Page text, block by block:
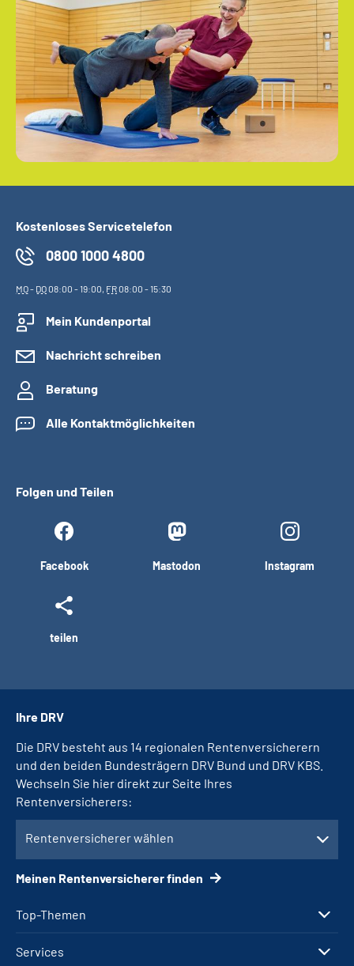
Kostenloses Servicetelefon
0800 1000 4800
MO- DO08:00 - 19:00, FR08:00 - 15:30
Mein Kundenportal
Nachricht schreiben
Beratung
Alle Kontaktmöglichkeiten
Folgen und Teilen
Facebook Mastodon Instagram
teilen
Top-Themen
Services
Ihre DRV
Die DRV besteht aus 14 regionalen Rentenversicherern
und den beiden Bundesträgern DRV Bund und DRV KBS.
Wechseln Sie hier direkt zur Seite Ihres
Rentenversicherers:
Rentenversicherer wählen
Meinen Rentenversicherer finden